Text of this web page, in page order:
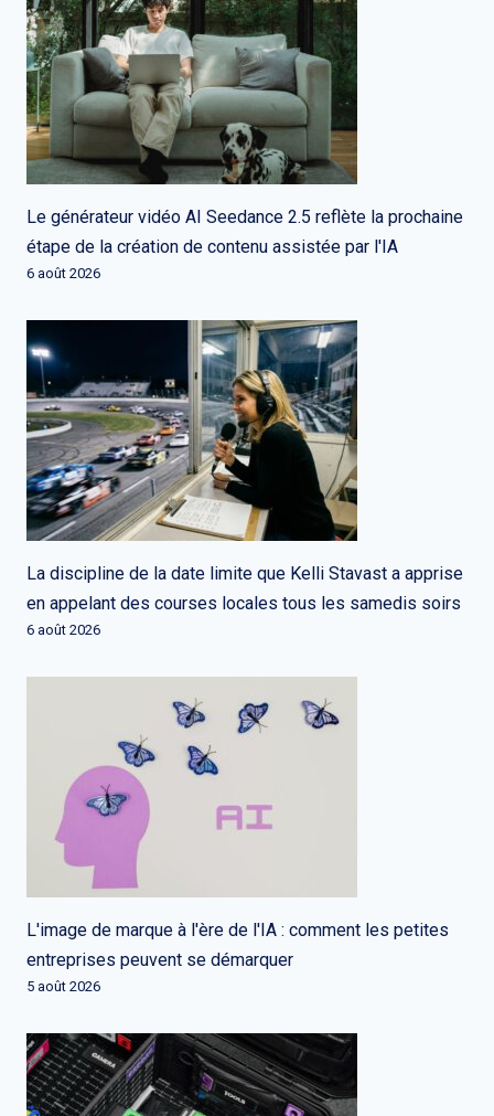
Le générateur vidéo AI Seedance 2.5 reflète la prochaine
étape de la création de contenu assistée par l'IA
6 août 2026
La discipline de la date limite que Kelli Stavast a apprise
en appelant des courses locales tous les samedis soirs
6 août 2026
L'image de marque à l'ère de l'IA : comment les petites
entreprises peuvent se démarquer
5 août 2026